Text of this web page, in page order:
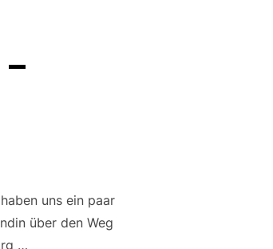
uns ein paar
über den Weg
…